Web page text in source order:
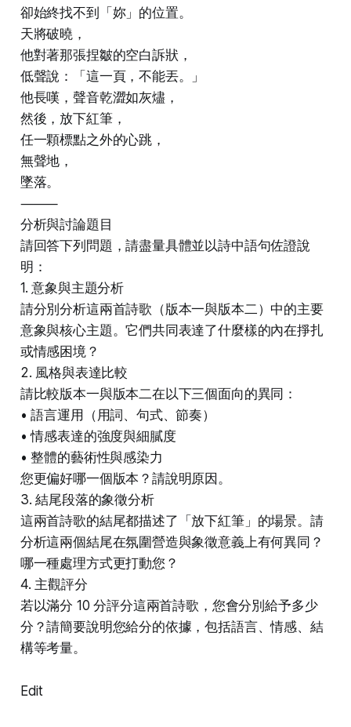
卻始終找不到「妳」的位置。
天將破曉，
他對著那張捏皺的空白訴狀，
低聲說：「這一頁，不能丟。」
他長嘆，聲音乾澀如灰燼，
然後，放下紅筆，
任一顆標點之外的心跳，
無聲地，
墜落。
⸻
分析與討論題目
請回答下列問題，請盡量具體並以詩中語句佐證說
明：
1. 意象與主題分析
請分別分析這兩首詩歌（版本一與版本二）中的主要
意象與核心主題。它們共同表達了什麼樣的內在掙扎
或情感困境？
2. 風格與表達比較
請比較版本一與版本二在以下三個面向的異同：
• 語言運用（用詞、句式、節奏）
• 情感表達的強度與細膩度
• 整體的藝術性與感染力
您更偏好哪一個版本？請說明原因。
3. 結尾段落的象徵分析
這兩首詩歌的結尾都描述了「放下紅筆」的場景。請
分析這兩個結尾在氛圍營造與象徵意義上有何異同？
哪一種處理方式更打動您？
4. 主觀評分
若以滿分 10 分評分這兩首詩歌，您會分別給予多少
分？請簡要說明您給分的依據，包括語言、情感、結
構等考量。
Edit